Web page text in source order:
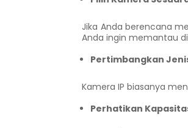
Jika Anda berencana
Anda ingin memantau
Pertimbangkan
Kamera IP biasanya
Perhatikan